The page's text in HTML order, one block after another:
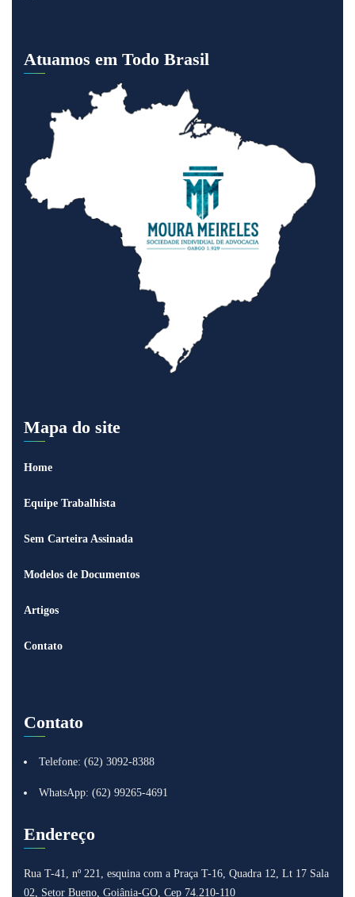
Atuamos em Todo Brasil
Mapa do site
Home
Equipe Trabalhista
Sem Carteira Assinada
Modelos de Documentos
Artigos
Contato
Contato
Telefone: (62) 3092-8388
WhatsApp: (62) 99265-4691
Endereço
Rua T-41, nº 221, esquina com a Praça T-16, Quadra 12, Lt 17 Sala
02, Setor Bueno, Goiânia-GO, Cep 74.210-110